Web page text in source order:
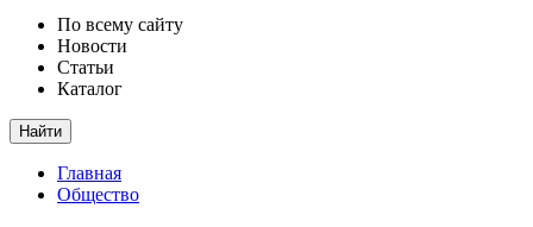
По всему сайту
Новости
Статьи
Каталог
Найти
Главная
Общество